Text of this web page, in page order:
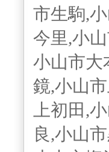
市生駒,
今里,小
小山市大
鏡,小山
上初田,
良,小山